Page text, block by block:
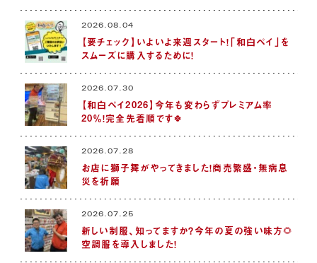
2026.08.04
【要チェック】いよいよ来週スタート！「和白ペイ」を
スムーズに購入するために！
2026.07.30
【和白ペイ2026】今年も変わらずプレミアム率
20％！完全先着順です🍀
2026.07.28
お店に獅子舞がやってきました！商売繁盛・無病息
災を祈願
2026.07.25
新しい制服、知ってますか？今年の夏の強い味方🌻
空調服を導入しました！